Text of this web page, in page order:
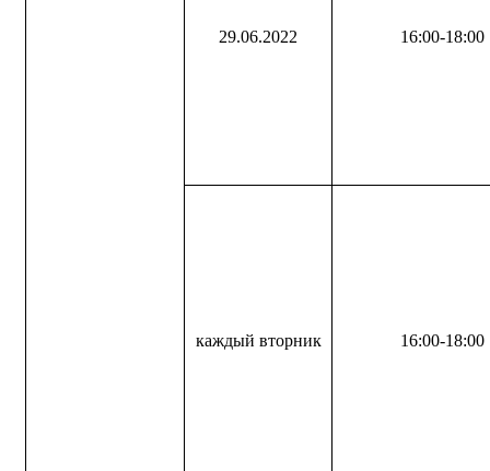
29.06.2022 16:00-18:00
каждый вторник 16:00-18:00